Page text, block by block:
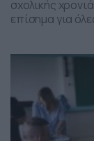
σχολικής
επίσημα για
είναι εν μέσω
εξετάσεων.
Εκπαίδευσης
τελευταία